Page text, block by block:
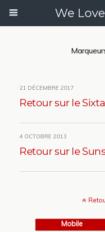
We
21 DÉCEMBRE 2017
Retour sur le
4 OCTOBRE 2013
Retour sur le
Mobile